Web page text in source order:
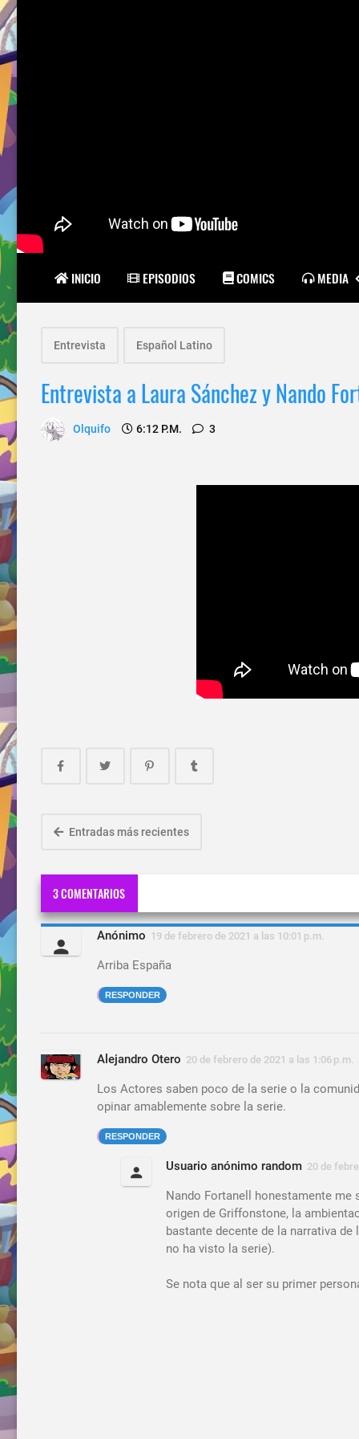
INICIO EPISODIOS COMICS MEDIA
Entrevista Español Latino
Entrevista a Laura Sánchez y Nando
Olquifo 6:12 P.m. 3
Entradas más recientes
3 COMENTARIOS
Anónimo 19 de febrero de 2021 a las 10:01 p.m.
Arriba España
RESPONDER
Alejandro Otero 20 de febrero de 2021 a las 1:06 p.m.
Los Actores saben poco de la serie o la
opinar amablemente sobre la serie.
RESPONDER
Usuario anónimo random 20 de
Nando Fortanell honestamente
origen de Griffonstone, la
bastante decente de la narrativa
no ha visto la serie).
Se nota que al ser su primer